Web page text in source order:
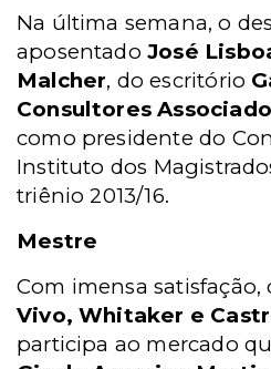
Na última semana, o
aposentadoJosé
Malcher, do escritório
Consultores
como presidente do
Instituto dos
triênio 2013/16.
Mestre
Com imensa satisfação,
Vivo, Whitaker e
participa ao mercado